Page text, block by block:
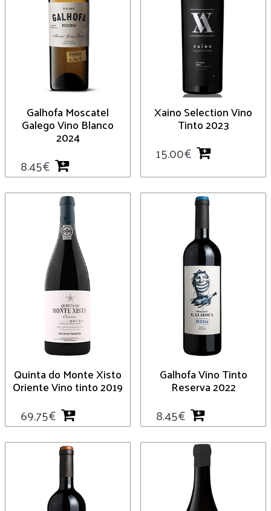
Galhofa Moscatel
Galego Vino Blanco
2024
8.45€
Xaino Selection Vino
Tinto 2023
15.00€
Quinta do Monte Xisto
Oriente Vino tinto 2019
69.75€
Galhofa Vino Tinto
Reserva 2022
8.45€